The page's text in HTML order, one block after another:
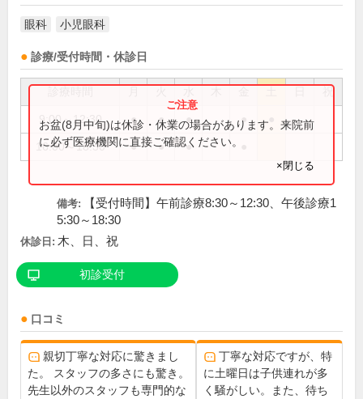
眼科 小児眼科
診療/受付時間・休診日
祝
9:00～12:30 ● ● ● ●
16:00～18:30 ● ● ●
お盆(8月中旬)は休診・休業の場合があります。来院前
に必ず医療機関に直接ご確認ください。
×閉じる
備考:
【受付時間】午前診療8:30～12:30、午後診療1
5:30～18:30
休診日: 木、日、祝
初診受付
口コミ
親切丁寧な対応に驚きまし
た。 スタッフの多さにも驚き。
先生以外のスタッフも専門的な
丁寧な対応ですが、特
に土曜日は子供連れが多
く騒がしい。また、待ち